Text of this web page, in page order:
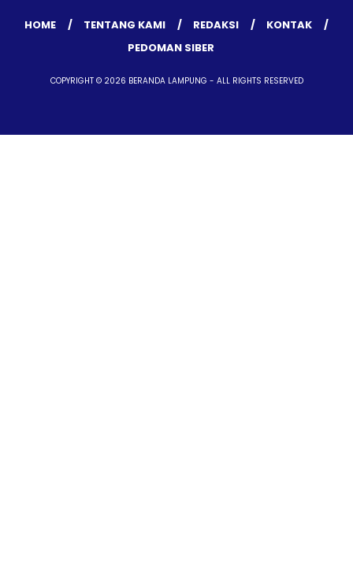
HOME TENTANG KAMI REDAKSI
KONTAK
PEDOMAN SIBER
COPYRIGHT © 2026 BERANDA LAMPUNG - ALL RIGHTS RESERVED